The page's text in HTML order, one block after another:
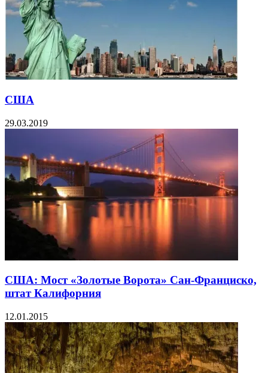
США
29.03.2019
США: Мост «Золотые Ворота» Сан-Франциско,
штат Калифорния
12.01.2015